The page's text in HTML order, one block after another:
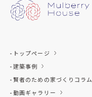
トップページ
建築事例
賢者のための家づくりコラム
動画ギャラリー